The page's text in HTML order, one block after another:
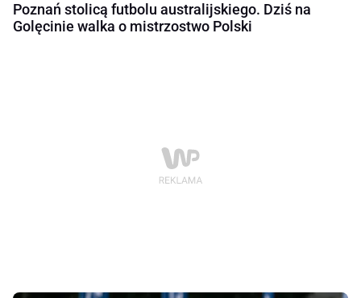
Poznań stolicą futbolu australijskiego. Dziś na
Golęcinie walka o mistrzostwo Polski